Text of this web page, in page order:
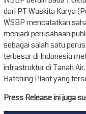
dari PT Waskita Karya
WSBP mencatatkan
menjadi perusahaan
sebagai salah satu
terbesar di Indonesia
infrastruktur di Tanah
Batching Plant yang
Press Release ini juga